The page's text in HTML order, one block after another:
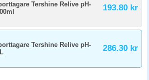
Tershine Relive pH-
193.80 kr
Tershine Relive pH-
286.30 kr